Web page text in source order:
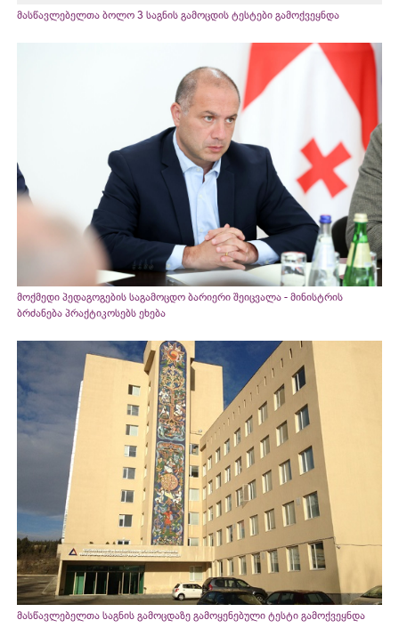
მასწავლებელთა ბოლო 3 საგნის გამოცდის ტესტები გამოქვეყნდა
მოქმედი პედაგოგების საგამოცდო ბარიერი შეიცვალა - მინისტრის
ბრძანება პრაქტიკოსებს ეხება
მასწავლებელთა საგნის გამოცდაზე გამოყენებული ტესტი გამოქვეყნდა